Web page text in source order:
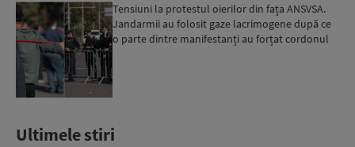
Tensiuni la protestul oierilor din fața ANSVSA.
Jandarmii au folosit gaze lacrimogene după ce
o parte dintre manifestanți au forțat cordonul
Ultimele stiri